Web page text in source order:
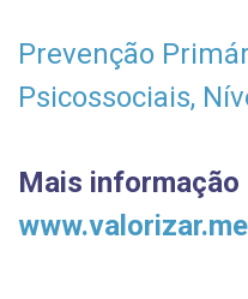
Prevenção
Psicossociais,
Mais informação
www.valorizar.me